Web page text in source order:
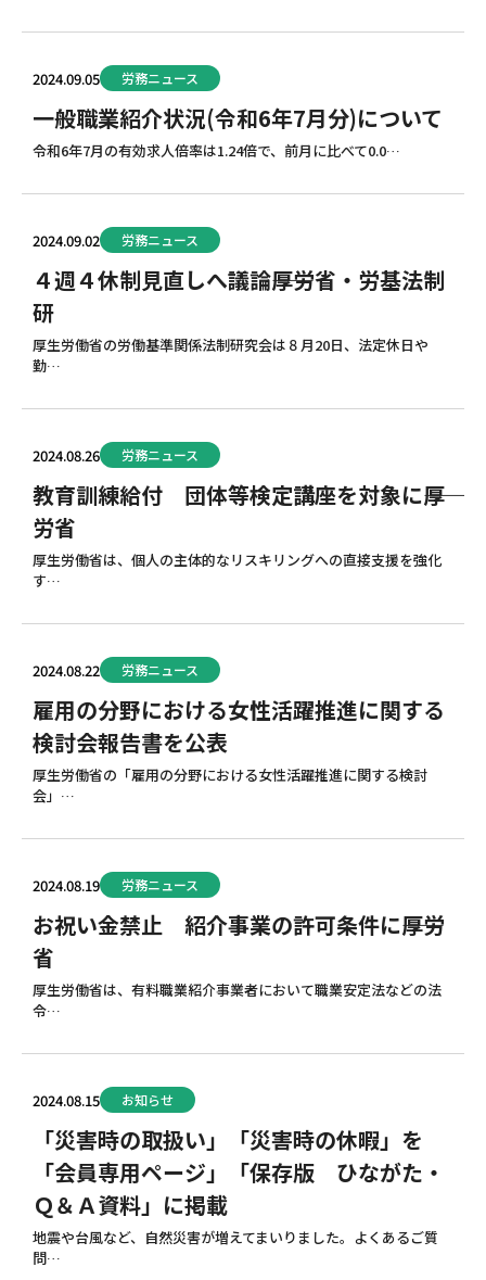
ブロ
2024.09.05 労務ニュース
一般職業紹介状況(令和6年7月分)について
令和6年7月の有効求人倍率は1.24倍で、前月に比べて0.0…
2024.09.02 労務ニュース
４週４休制見直しへ議論――厚労省・労基法制
研
厚生労働省の労働基準関係法制研究会は８月20日、法定休日や
勤…
2024.08.26 労務ニュース
教育訓練給付 団体等検定講座を対象に――厚
労省
厚生労働省は、個人の主体的なリスキリングへの直接支援を強化
す…
2024.08.22 労務ニュース
雇用の分野における女性活躍推進に関する
検討会報告書を公表
厚生労働省の「雇用の分野における女性活躍推進に関する検討
会」…
2024.08.19 労務ニュース
お祝い金禁止 紹介事業の許可条件に――厚労
省
厚生労働省は、有料職業紹介事業者において職業安定法などの法
令…
2024.08.15 お知らせ
「災害時の取扱い」「災害時の休暇」を
「会員専用ページ」「保存版 ひながた・
Ｑ＆Ａ資料」に掲載
地震や台風など、自然災害が増えてまいりました。よくあるご質
問…